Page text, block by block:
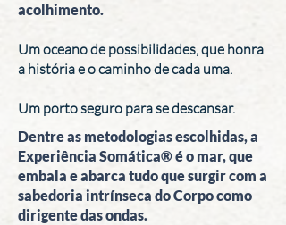
acolhimento.
Um oceano de possibilidades, que honra
a história e o caminho de cada uma.
Um porto seguro para se descansar.
Dentre as metodologias escolhidas, a
Experiência Somática® é o mar, que
embala e abarca tudo que surgir com a
sabedoria intrínseca do Corpo como
dirigente das ondas.